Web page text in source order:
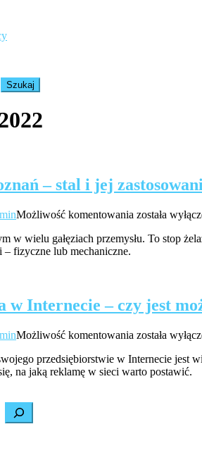
– stal i jej
Możliwość komentowania Hurtownia
Poznań
zastosowanie
została
w wielu gałęziach przemysłu. To stop
– fizyczne lub mechaniczne.
w Internecie – czy jest
Możliwość komentowania Skuteczna
w
Internecie
została
przedsiębiorstwie w Internecie jest
na jaką reklamę w sieci warto postawić.